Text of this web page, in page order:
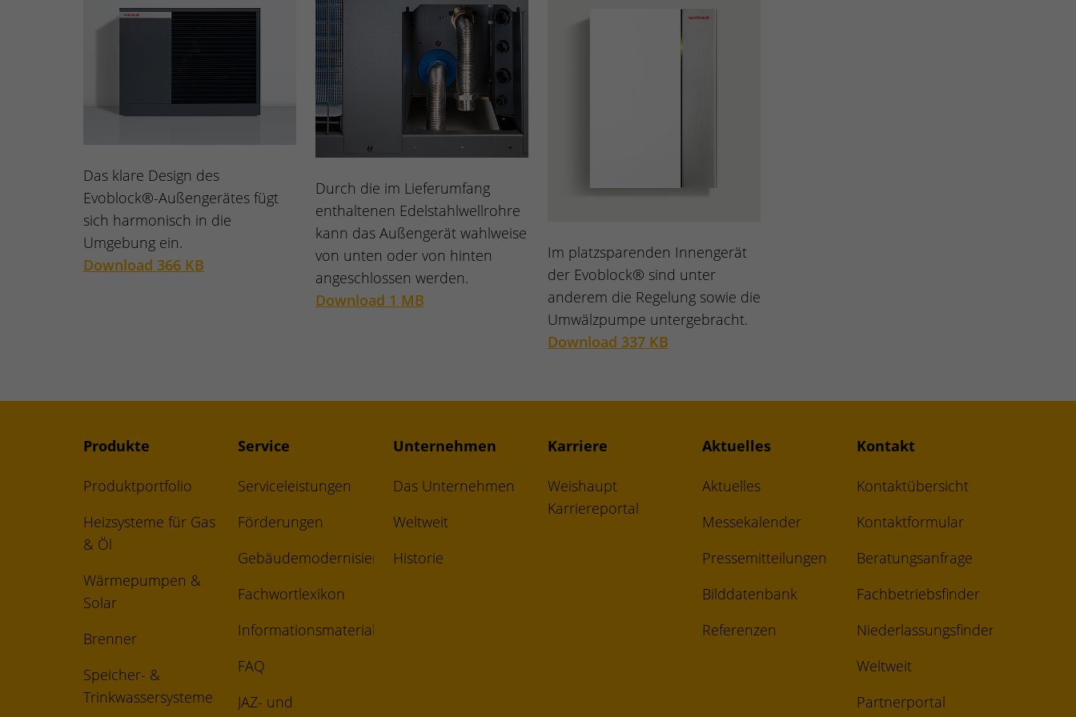
Das klare Design des
Evoblock®-Außengerätes fügt
sich harmonisch in die
Umgebung ein.
Download 366 KB
Durch die im Lieferumfang
enthaltenen Edelstahlwellrohre
kann das Außengerät wahlweise
von unten oder von hinten
angeschlossen werden.
Download 1 MB
Im platzsparenden Innengerät
der Evoblock® sind unter
anderem die Regelung sowie die
Umwälzpumpe untergebracht.
Download 337 KB
Produkte
Produktportfolio
Heizsysteme für Gas
& Öl
Wärmepumpen &
Solar
Brenner
Speicher- &
Trinkwassersysteme
Service
Serviceleistungen
Förderungen
Gebäudemodernisierungsgesetz
Fachwortlexikon
Informationsmaterial
FAQ
JAZ- und
Unternehmen
Das Unternehmen
Weltweit
Historie
Karriere
Weishaupt
Karriereportal
Aktuelles
Aktuelles
Messekalender
Pressemitteilungen
Bilddatenbank
Referenzen
Kontakt
Kontaktübersicht
Kontaktformular
Beratungsanfrage
Fachbetriebsfinder
Niederlassungsfinder
Weltweit
Partnerportal